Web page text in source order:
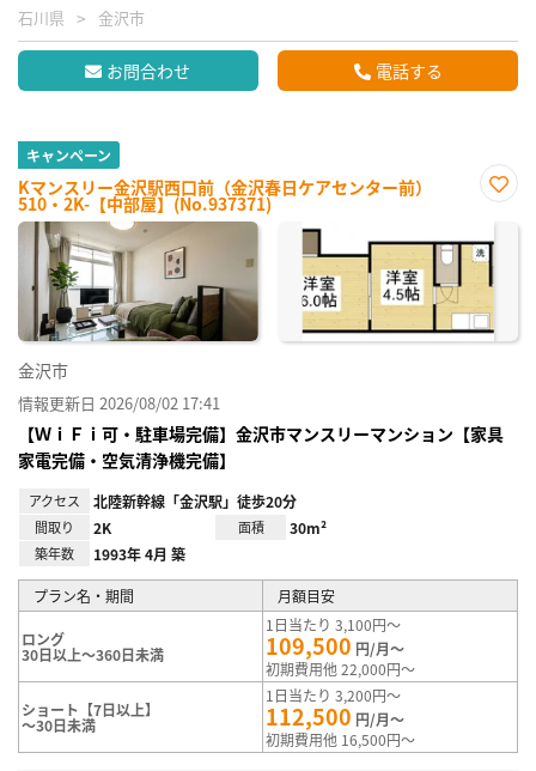
石川県 金沢市
お問合わせ 電話する
キャンペーン
Kマンスリー金沢駅西口前（金沢春日ケアセンター前）
510・2K-【中部屋】(No.937371)
に入
り登
録
金沢市
情報更新日 2026/08/02 17:41
【ＷｉＦｉ可・駐車場完備】金沢市マンスリーマンション【家具
家電完備・空気清浄機完備】
アクセス 北陸新幹線「金沢駅」徒歩20分
間取り 2K 面積 30m²
築年数 1993年 4月 築
プラン名・期間 月額目安
ロング
30日以上～360日未満
1日当たり 3,100円～
109,500 円/月～
初期費用他 22,000円～
ショート【7日以上】
～30日未満
1日当たり 3,200円～
112,500 円/月～
初期費用他 16,500円～